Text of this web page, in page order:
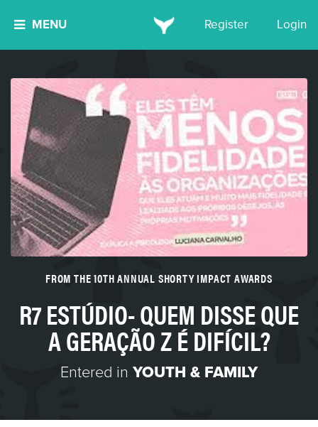
MENU Register Login
FROM THE 10TH ANNUAL SHORTY IMPACT AWARDS
R7 ESTÚDIO- QUEM DISSE QUE
A GERAÇÃO Z É DIFÍCIL?
Entered in YOUTH & FAMILY